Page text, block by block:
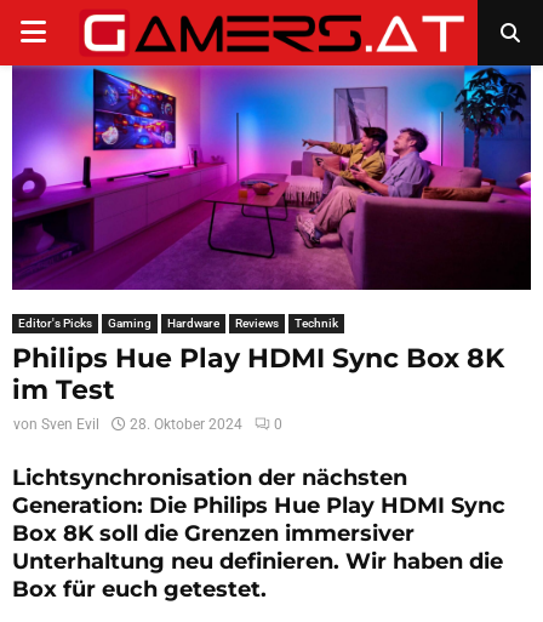
PRIMARY
MENU
Editor's Picks Gaming Hardware Reviews Technik
Philips Hue Play HDMI Sync Box 8K
im Test
von Sven Evil 28. Oktober 2024 0
Lichtsynchronisation der nächsten
Generation: Die Philips Hue Play HDMI Sync
Box 8K soll die Grenzen immersiver
Unterhaltung neu definieren. Wir haben die
Box für euch getestet.